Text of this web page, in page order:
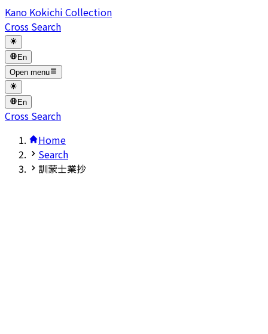
Kano Kokichi Collection
Cross Search
En
Open menu
En
Cross Search
Home
Search
訓蒙士業抄